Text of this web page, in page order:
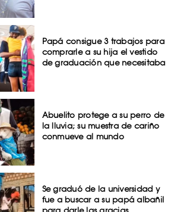
Papá consigue 3 trabajos para
comprarle a su hija el vestido
de graduación que necesitaba
Abuelito protege a su perro de
la lluvia; su muestra de cariño
conmueve al mundo
Se graduó de la universidad y
fue a buscar a su papá albañil
para darle las gracias